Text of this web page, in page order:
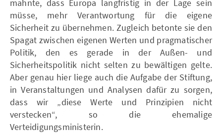
mahnte, dass Europa langfristig in der Lage sein
müsse, mehr Verantwortung für die eigene
Sicherheit zu übernehmen. Zugleich betonte sie den
Spagat zwischen eigenen Werten und pragmatischer
Politik, den es gerade in der Außen- und
Sicherheitspolitik nicht selten zu bewältigen gelte.
Aber genau hier liege auch die Aufgabe der Stiftung,
in Veranstaltungen und Analysen dafür zu sorgen,
dass wir „diese Werte und Prinzipien nicht
verstecken“, so die ehemalige
Verteidigungsministerin.